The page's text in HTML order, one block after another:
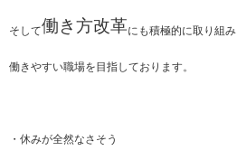
そして働き方改革にも積極的に取り組み
働きやすい職場を目指しております。
・休みが全然なさそう